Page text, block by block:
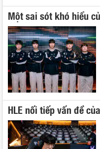
Một sai sót khó hiểu
HLE nối tiếp vấn đề